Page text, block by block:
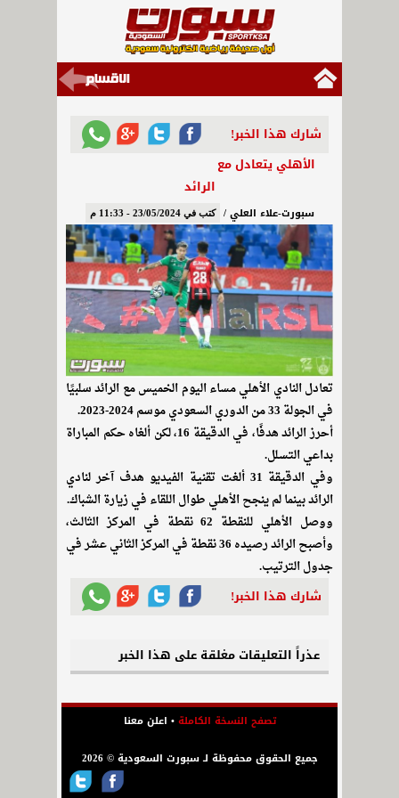
شارك هذا الخبر!
الأهلي يتعادل مع
الرائد
سبورت-علاء العلي / كتب في 23/05/2024 - 11:33 م
تعادل النادي الأهلي مساء اليوم الخميس مع الرائد سلبيًا
في الجولة 33 من الدوري السعودي موسم 2024-2023.
أحرز الرائد هدفًا، في الدقيقة 16، لكن ألغاه حكم المباراة
بداعي التسلل.
وفي الدقيقة 31 ألغت تقنية الفيديو هدف آخر لنادي
الرائد بينما لم ينجح الأهلي طوال اللقاء في زيارة الشباك.
ووصل الأهلي للنقطة 62 نقطة في المركز الثالث،
وأصبح الرائد رصيده 36 نقطة في المركز الثاني عشر في
جدول الترتيب.
شارك هذا الخبر!
عذراً التعليقات مغلقة على هذا الخبر
تصفح النسخة الكاملة• اعلن معنا
جميع الحقوق محفوظة لـ سبورت السعودية © 2026